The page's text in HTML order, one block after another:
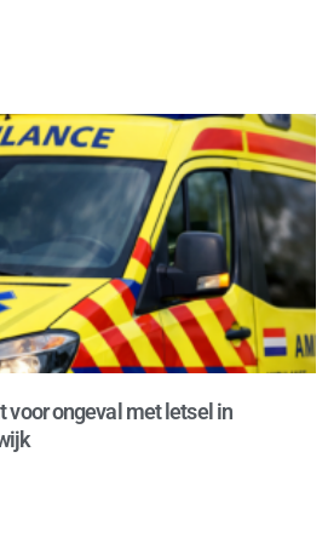
voor ongeval met letsel in